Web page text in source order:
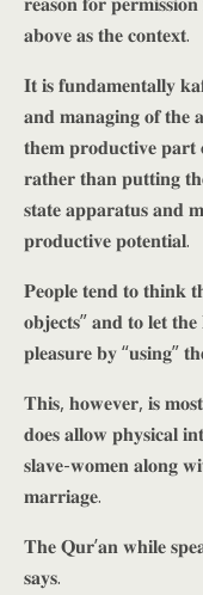
𝐚𝐛𝐨𝐯𝐞 𝐚𝐬 𝐭𝐡𝐞 𝐜𝐨𝐧𝐭𝐞𝐱𝐭.
𝐈𝐭 𝐢𝐬 𝐟𝐮𝐧𝐝𝐚𝐦𝐞𝐧𝐭𝐚𝐥𝐥𝐲
𝐚𝐧𝐝 𝐦𝐚𝐧𝐚𝐠𝐢𝐧𝐠 𝐨𝐟 𝐭𝐡𝐞
𝐭𝐡𝐞𝐦 𝐩𝐫𝐨𝐝𝐮𝐜𝐭𝐢𝐯𝐞 𝐩𝐚𝐫𝐭
𝐫𝐚𝐭𝐡𝐞𝐫 𝐭𝐡𝐚𝐧 𝐩𝐮𝐭𝐭𝐢𝐧𝐠
𝐬𝐭𝐚𝐭𝐞 𝐚𝐩𝐩𝐚𝐫𝐚𝐭𝐮𝐬 𝐚𝐧𝐝
𝐩𝐫𝐨𝐝𝐮𝐜𝐭𝐢𝐯𝐞 𝐩𝐨𝐭𝐞𝐧𝐭𝐢𝐚𝐥.
𝐏𝐞𝐨𝐩𝐥𝐞 𝐭𝐞𝐧𝐝 𝐭𝐨 𝐭𝐡𝐢𝐧𝐤
𝐨𝐛𝐣𝐞𝐜𝐭𝐬” 𝐚𝐧𝐝 𝐭𝐨 𝐥𝐞𝐭
𝐩𝐥𝐞𝐚𝐬𝐮𝐫𝐞 𝐛𝐲 “𝐮𝐬𝐢𝐧𝐠”
𝐓𝐡𝐢𝐬, 𝐡𝐨𝐰𝐞𝐯𝐞𝐫, 𝐢𝐬
𝐝𝐨𝐞𝐬 𝐚𝐥𝐥𝐨𝐰 𝐩𝐡𝐲𝐬𝐢𝐜𝐚𝐥
𝐬𝐥𝐚𝐯𝐞-𝐰𝐨𝐦𝐞𝐧 𝐚𝐥𝐨𝐧𝐠
𝐦𝐚𝐫𝐫𝐢𝐚𝐠𝐞.
𝐓𝐡𝐞 𝐐𝐮𝐫’𝐚𝐧 𝐰𝐡𝐢𝐥𝐞
𝐬𝐚𝐲𝐬.